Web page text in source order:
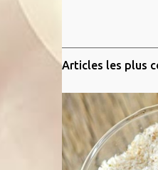
Articles les plus